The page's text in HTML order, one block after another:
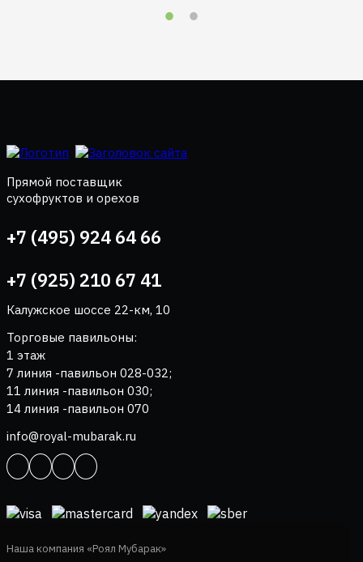
Прямой поставщик
сухофруктов и орехов
+7 (495) 924 64 66
+7 (925) 210 67 41
Калужское шоссе 22-км, 10
Торговые павильоны:
1 этаж
7 линия -павильон 028-032;
11 линия -павильон 030;
14 линия -павильон 070
info@royal-mubarak.ru
Наша компания «Роял Мубарак»